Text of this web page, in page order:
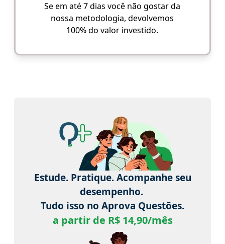
Se em até 7 dias você não gostar da
nossa metodologia, devolvemos
100% do valor investido.
Estude. Pratique. Acompanhe seu
desempenho.
Tudo isso no Aprova Questões.
a partir de R$ 14,90/mês